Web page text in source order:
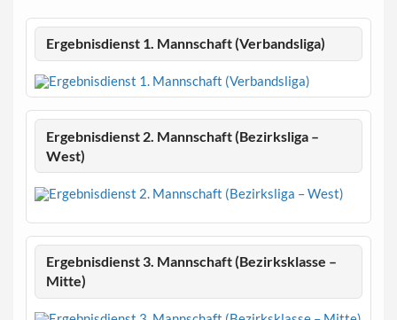
Ergebnisdienst 1. Mannschaft (Verbandsliga)
Ergebnisdienst 2. Mannschaft (Bezirksliga –
West)
Ergebnisdienst 3. Mannschaft (Bezirksklasse –
Mitte)